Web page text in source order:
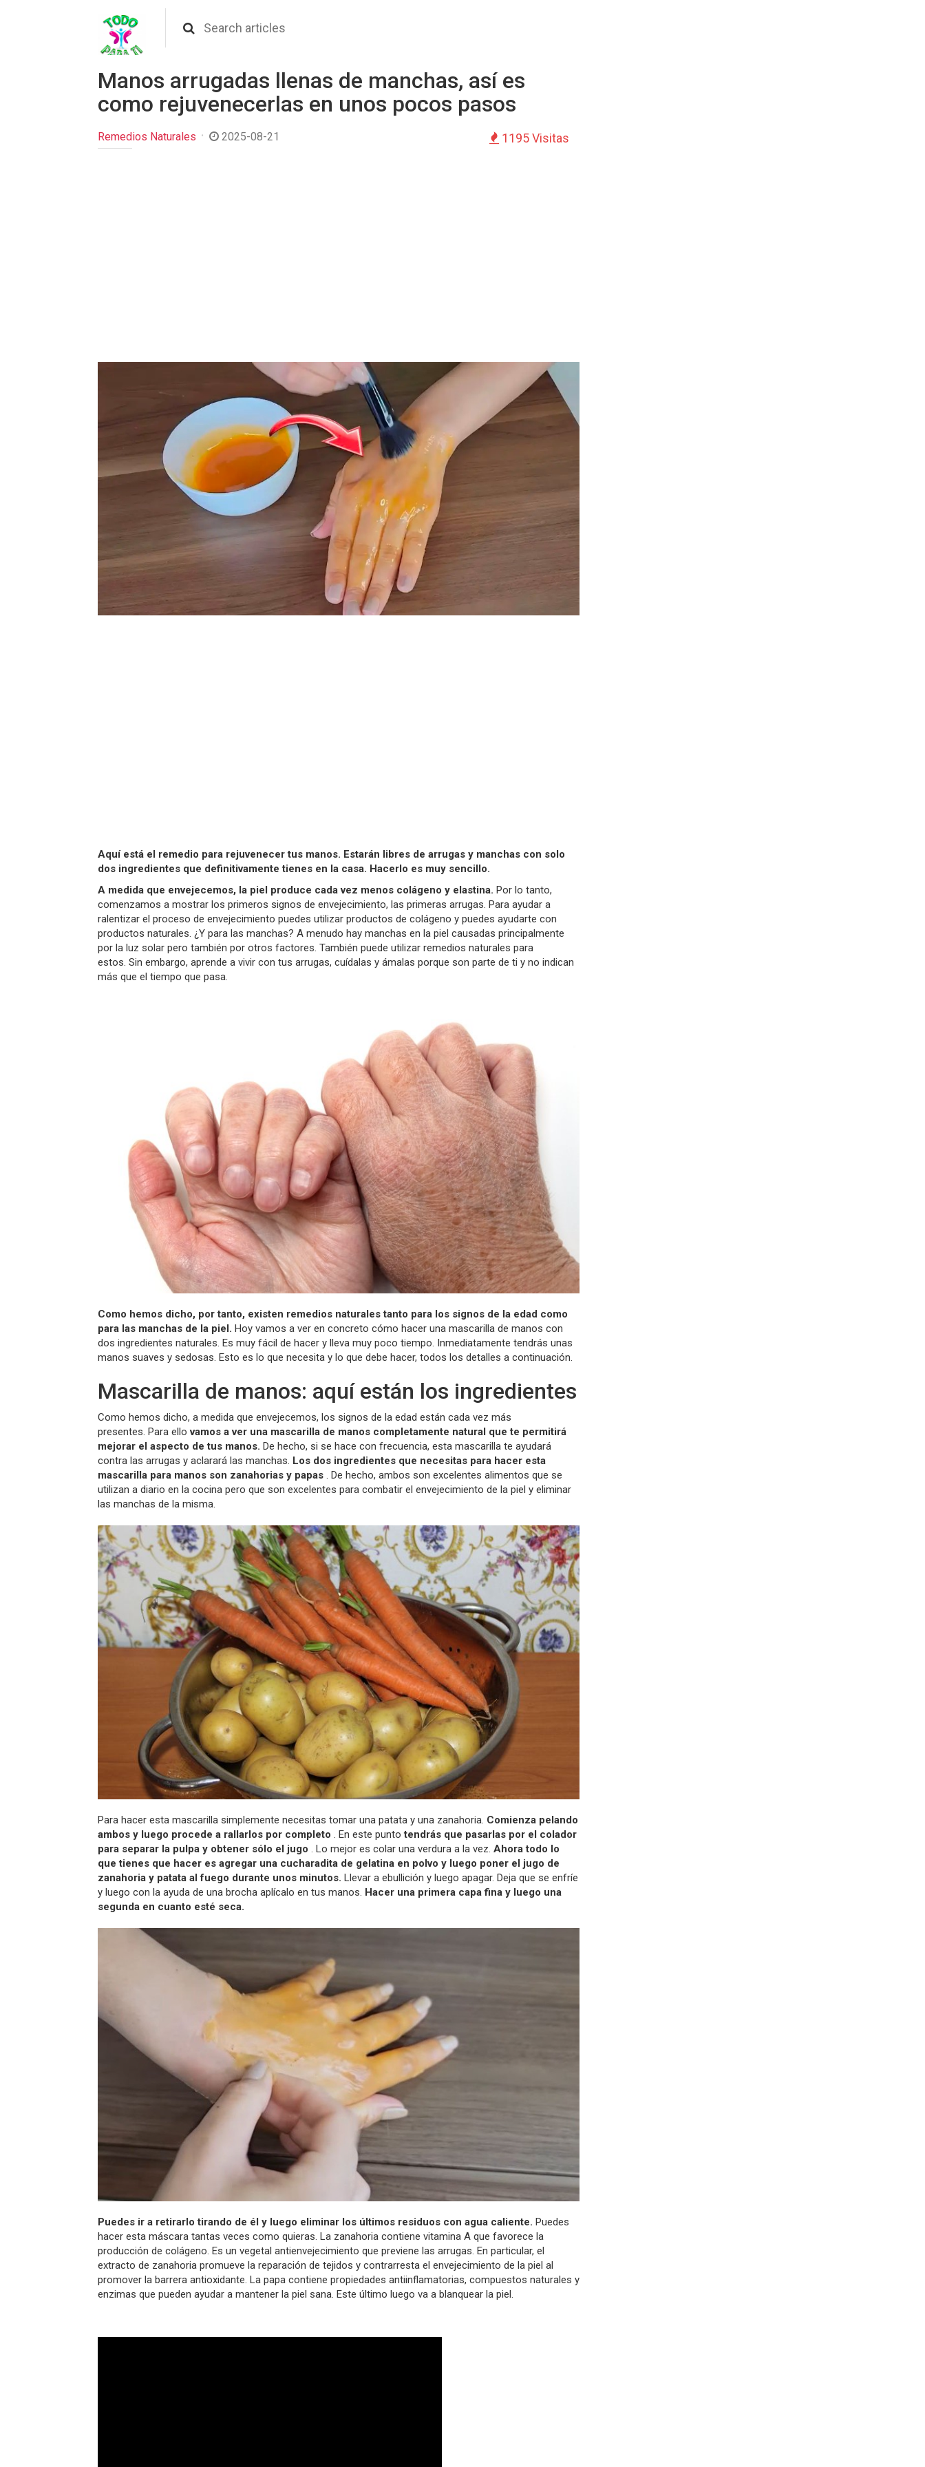
Manos arrugadas llenas de manchas, así es
como rejuvenecerlas en unos pocos pasos
Remedios Naturales 2025-08-21 1195 Visitas
Aquí está el remedio para rejuvenecer tus manos. Estarán libres de arrugas y manchas con solo
dos ingredientes que definitivamente tienes en la casa. Hacerlo es muy sencillo.
A medida que envejecemos, la piel produce cada vez menos colágeno y elastina. Por lo tanto,
comenzamos a mostrar los primeros signos de envejecimiento, las primeras arrugas. Para ayudar a
ralentizar el proceso de envejecimiento puedes utilizar productos de colágeno y puedes ayudarte con
productos naturales. ¿Y para las manchas? A menudo hay manchas en la piel causadas principalmente
por la luz solar pero también por otros factores. También puede utilizar remedios naturales para
estos. Sin embargo, aprende a vivir con tus arrugas, cuídalas y ámalas porque son parte de ti y no indican
más que el tiempo que pasa.
Como hemos dicho, por tanto, existen remedios naturales tanto para los signos de la edad como
para las manchas de la piel. Hoy vamos a ver en concreto cómo hacer una mascarilla de manos con
dos ingredientes naturales. Es muy fácil de hacer y lleva muy poco tiempo. Inmediatamente tendrás unas
manos suaves y sedosas. Esto es lo que necesita y lo que debe hacer, todos los detalles a continuación.
Mascarilla de manos: aquí están los ingredientes
Como hemos dicho, a medida que envejecemos, los signos de la edad están cada vez más
presentes. Para ellovamos a ver una mascarilla de manos completamente natural que te permitirá
mejorar el aspecto de tus manos. De hecho, si se hace con frecuencia, esta mascarilla te ayudará
contra las arrugas y aclarará las manchas. Los dos ingredientes que necesitas para hacer esta
mascarilla para manos son zanahorias y papas . De hecho, ambos son excelentes alimentos que se
utilizan a diario en la cocina pero que son excelentes para combatir el envejecimiento de la piel y eliminar
las manchas de la misma.
Para hacer esta mascarilla simplemente necesitas tomar una patata y una zanahoria. Comienza pelando
ambos y luego procede a rallarlos por completo . En este puntotendrás que pasarlas por el colador
para separar la pulpa y obtener sólo el jugo . Lo mejor es colar una verdura a la vez. Ahora todo lo
que tienes que hacer es agregar una cucharadita de gelatina en polvo y luego poner el jugo de
zanahoria y patata al fuego durante unos minutos. Llevar a ebullición y luego apagar. Deja que se enfríe
y luego con la ayuda de una brocha aplícalo en tus manos. Hacer una primera capa fina y luego una
segunda en cuanto esté seca.
Puedes ir a retirarlo tirando de él y luego eliminar los últimos residuos con agua caliente. Puedes
hacer esta máscara tantas veces como quieras. La zanahoria contiene vitamina A que favorece la
producción de colágeno. Es un vegetal antienvejecimiento que previene las arrugas. En particular, el
extracto de zanahoria promueve la reparación de tejidos y contrarresta el envejecimiento de la piel al
promover la barrera antioxidante. La papa contiene propiedades antiinflamatorias, compuestos naturales y
enzimas que pueden ayudar a mantener la piel sana. Este último luego va a blanquear la piel.